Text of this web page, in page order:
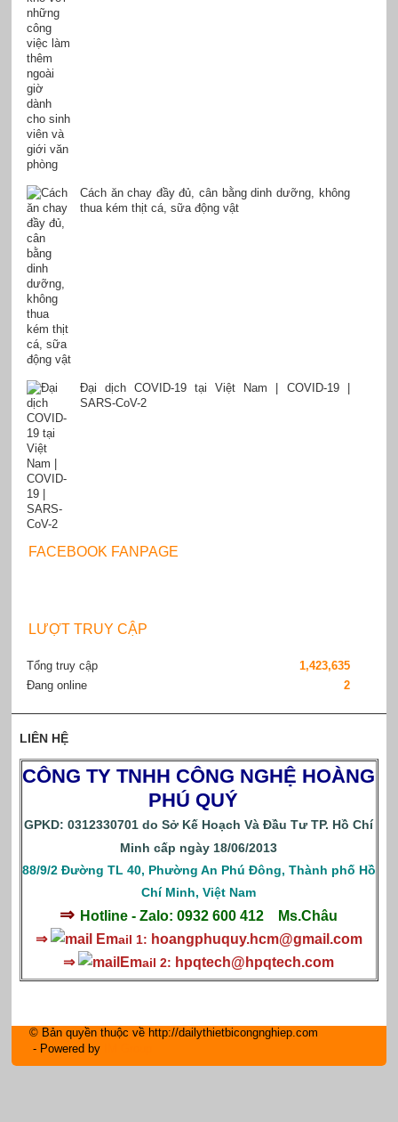
Cách ăn chay đầy đủ, cân bằng dinh dưỡng, không
thua kém thịt cá, sữa động vật
Đại dịch COVID-19 tại Việt Nam | COVID-19 |
SARS-CoV-2
FACEBOOK FANPAGE
LƯỢT TRUY CẬP
Tổng truy cập
1,423,635
Đang online
2
LIÊN HỆ
CÔNG TY TNHH CÔNG NGHỆ HOÀNG
PHÚ QUÝ
GPKD: 0312330701 do Sở Kế Hoạch Và Đầu Tư TP. Hồ Chí
Minh cấp ngày 18/06/2013
88/9/2 Đường TL 40, Phường An Phú Đông, Thành phố Hồ
Chí Minh, Việt Nam
⇒ Hotline - Zalo: 0932 600 412
Ms.Châu
⇒
Email 1: hoangphuquy.hcm@gmail.com
⇒
Email 2: hpqtech@hpqtech.com
© Bản quyền thuộc về http://dailythietbicongnghiep.com
- Powered by